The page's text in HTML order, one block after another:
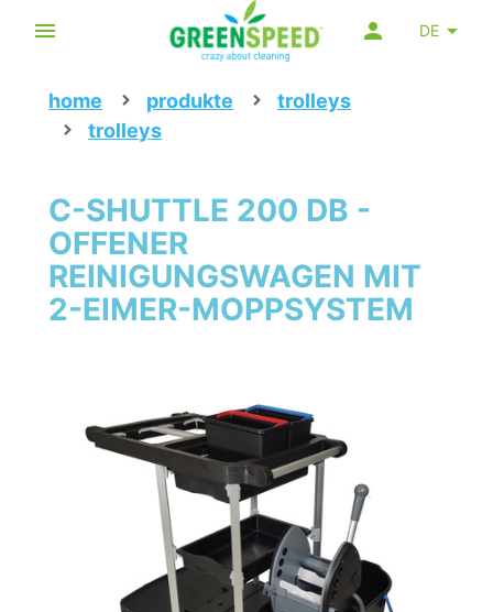
DE
home produkte
trolleys
trolleys
C-SHUTTLE 200 DB -
OFFENER
REINIGUNGSWAGEN MIT
2-EIMER-MOPPSYSTEM